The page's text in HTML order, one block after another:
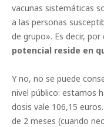
vacunas sistemáticas
a las personas
de grupo». Es decir,
potencial reside en
Y no, no se puede
nivel público: estamos
dosis vale 106,15
de 2 meses (cuando